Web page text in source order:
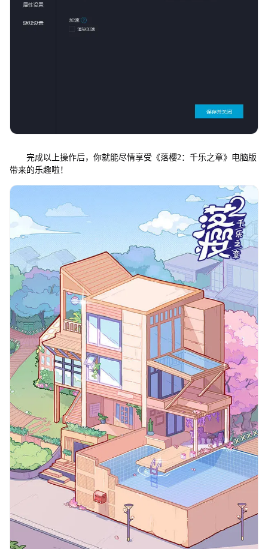
完成以上操作后，你就能尽情享受《落樱2：千乐之章》电脑版
带来的乐趣啦！